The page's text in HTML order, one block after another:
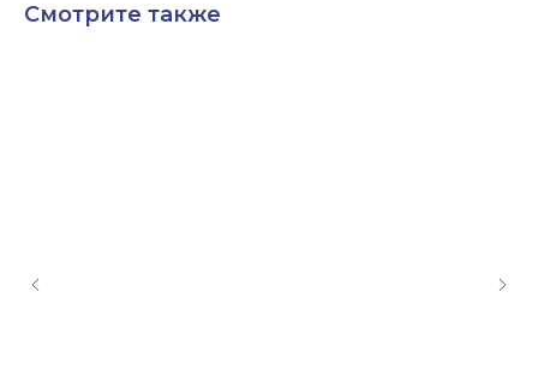
Смотрите также